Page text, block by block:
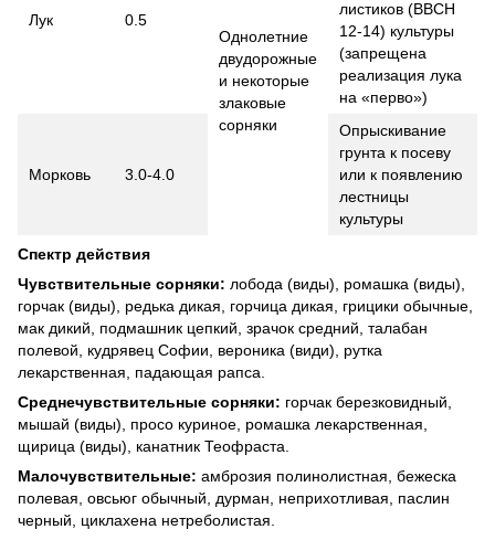
Лук
0.5
Однолетние
двудорожные
и некоторые
злаковые
сорняки
листиков (ВВСН
12-14) культуры
(запрещена
реализация лука
на «перво»)
Морковь 3.0-4.0
Опрыскивание
грунта к посеву
или к появлению
лестницы
культуры
Спектр действия
Чувствительные сорняки: лобода (виды), ромашка (виды),
горчак (виды), редька дикая, горчица дикая, грицики обычные,
мак дикий, подмашник цепкий, зрачок средний, талабан
полевой, кудрявец Софии, вероника (види), рутка
лекарственная, падающая рапса.
Среднечувствительные сорняки: горчак березковидный,
мышай (виды), просо куриное, ромашка лекарственная,
щирица (виды), канатник Теофраста.
Малочувствительные: амброзия полинолистная, бежеска
полевая, овсьюг обычный, дурман, неприхотливая, паслин
черный, циклахена нетреболистая.